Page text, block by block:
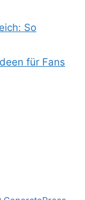
So
für Fans